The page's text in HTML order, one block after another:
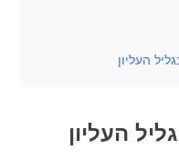
העליון
העליון